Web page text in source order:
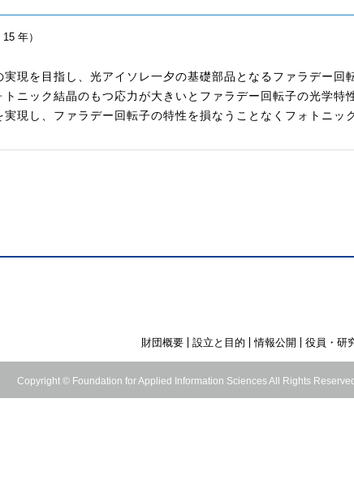
年）
現を目指し、光アイソレ一夕の基礎部品となるファラデー回
ニック結晶のもつ応力が大きいとファラデー回転子の光学特
現し、ファラデー回転子の特性を損なうことなくフォトニッ
財団概要 設立と目的 情報公開 役員・研
Copyright © Foundation for Applied Information Sciences All Rights